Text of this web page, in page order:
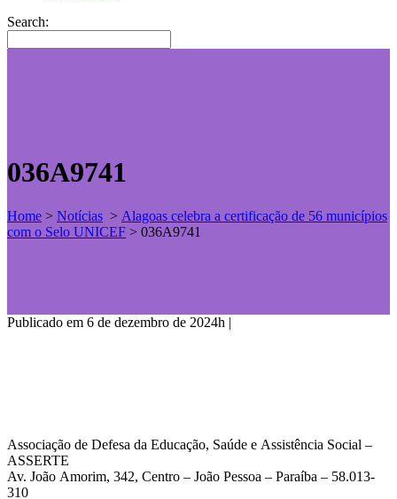
Search:
036A9741
Home > Notícias > Alagoas celebra a certificação de 56 municípios
com o Selo UNICEF > 036A9741
Publicado em 6 de dezembro de 2024h |
Associação de Defesa da Educação, Saúde e Assistência Social –
ASSERTE
Av. João Amorim, 342, Centro – João Pessoa – Paraíba – 58.013-
310